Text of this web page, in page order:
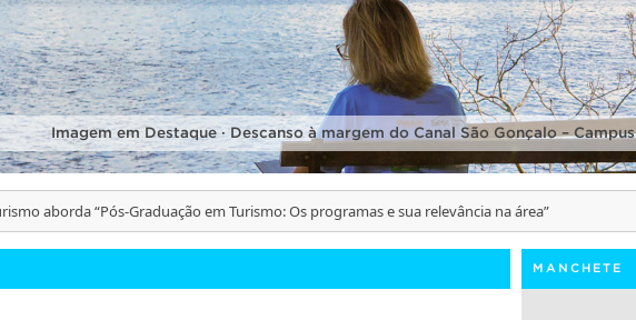
Imagem em Destaque · Descanso à margem do Canal São Gonçalo –
aborda “Pós-Graduação em Turismo: Os programas e sua relevância na área”
MANCHETE